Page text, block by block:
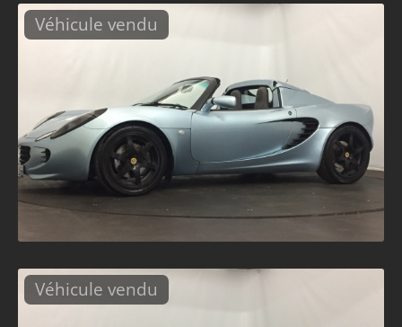
Véhicule vendu
Véhicule vendu